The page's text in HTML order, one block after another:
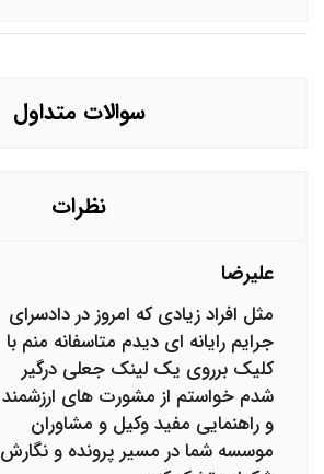
سوالات متداول
نظرات
علیرضا
مثل افراد زیادی که امروز در دادسرای
جرایم رایانه ای دیدم متاسفانه منم با
کلیک برروی یک لینک جعلی درگیر
شدم خواستم از مشورت های ارزشمند
و راهنمایی مفید وکیل و مشاوران
موسسه شما در مسیر پرونده و نگارش